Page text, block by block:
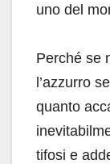
uno del
Perché se
l’azzurro
quanto
tifosi e